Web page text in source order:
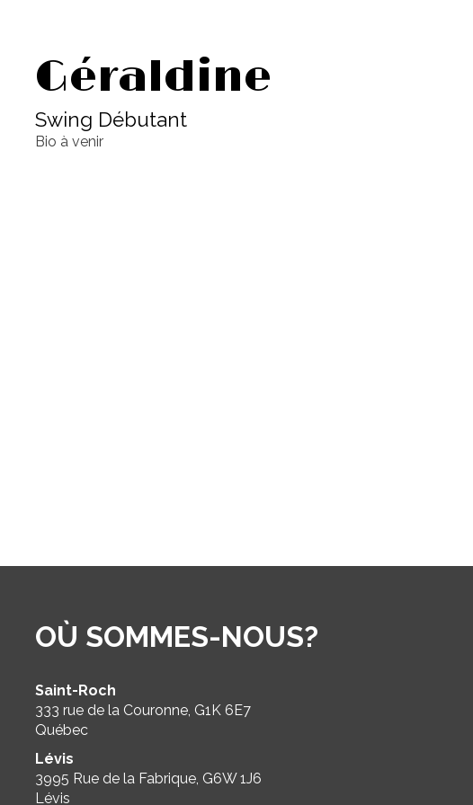
Géraldine
Swing Débutant
Bio à venir
OÙ SOMMES-NOUS?
Saint-Roch
333 rue de la Couronne, G1K 6E7
Québec
Lévis
3995 Rue de la Fabrique, G6W 1J6
Lévis